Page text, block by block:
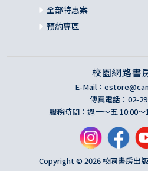
全部特惠案
預約專區
校園網路書
E-Mail：
傳真電話：02-
服務時間：週一～五 10:00
Copyright © 2026 校園書房出